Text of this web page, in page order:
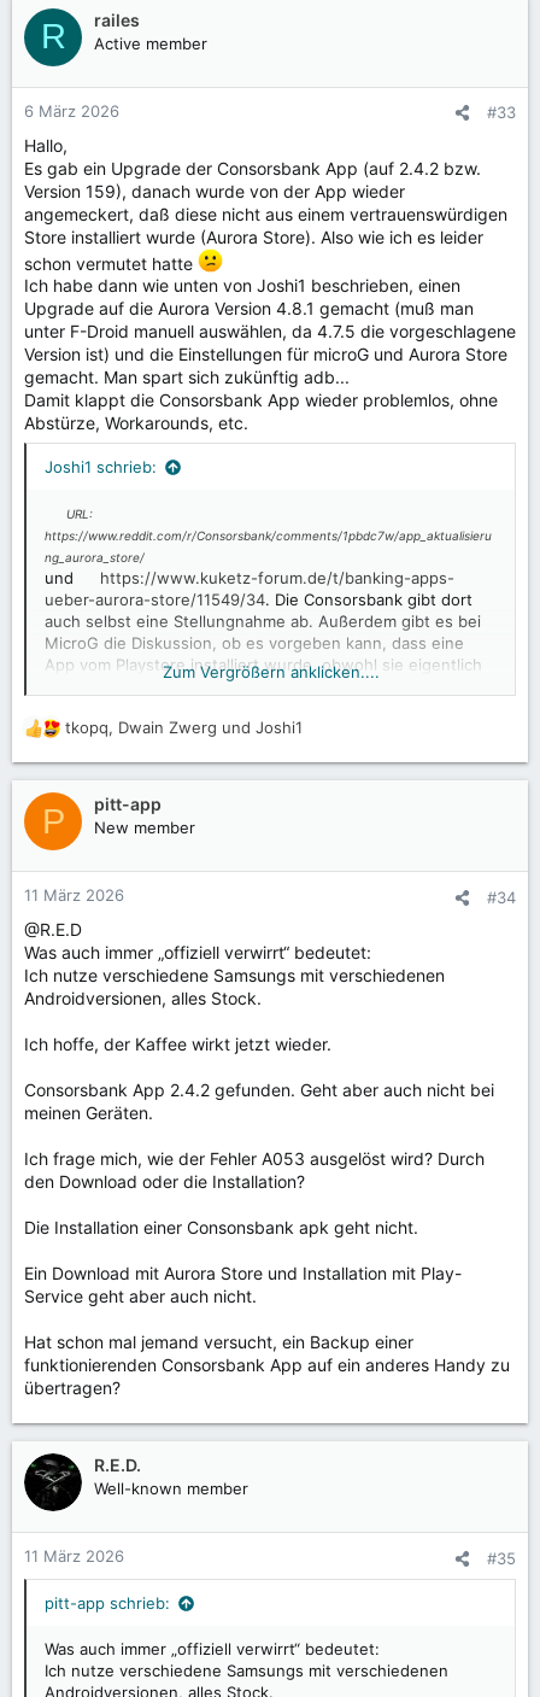
R railes
Active member
6 März 2026 #33
Hallo,
Es gab ein Upgrade der Consorsbank App (auf 2.4.2 bzw.
Version 159), danach wurde von der App wieder
angemeckert, daß diese nicht aus einem vertrauenswürdigen
Store installiert wurde (Aurora Store). Also wie ich es leider
schon vermutet hatte
Ich habe dann wie unten von Joshi1 beschrieben, einen
Upgrade auf die Aurora Version 4.8.1 gemacht (muß man
unter F-Droid manuell auswählen, da 4.7.5 die vorgeschlagene
Version ist) und die Einstellungen für microG und Aurora Store
gemacht. Man spart sich zukünftig adb...
Damit klappt die Consorsbank App wieder problemlos, ohne
Abstürze, Workarounds, etc.
Joshi1 schrieb:
URL:
https://www.reddit.com/r/Consorsbank/comments/1pbdc7w/app_aktualisieru
ng_aurora_store/
und
https://www.kuketz-forum.de/t/banking-apps-
ueber-aurora-store/11549/34. Die Consorsbank gibt dort
auch selbst eine Stellungnahme ab. Außerdem gibt es bei
MicroG die Diskussion, ob es vorgeben kann, dass eine
App vom Playstore installiert wurde, obwohl sie eigentlich
vom Aurora Store installiert wurde. Technisch ist das wohl
Auf der Aurora-Seite arbeitet man auch bereits daran und
für das entsprechende Issue bei MicroG und
https://gitlab.com/AuroraOSS/AuroraStore/-/issues/1426
beim Aurora Store. Die Version 4.8.0 vom Aurora Store ist
Zum Vergrößern anklicken....
R
e
a
k
t
o
n
n
:
tkopq, Dwain Zwerg und Joshi1
P pitt-app
New member
11 März 2026 #34
@R.E.D
Was auch immer „offiziell verwirrt“ bedeutet:
Ich nutze verschiedene Samsungs mit verschiedenen
Androidversionen, alles Stock.
Ich hoffe, der Kaffee wirkt jetzt wieder.
Consorsbank App 2.4.2 gefunden. Geht aber auch nicht bei
meinen Geräten.
Ich frage mich, wie der Fehler A053 ausgelöst wird? Durch
den Download oder die Installation?
Die Installation einer Consonsbank apk geht nicht.
Ein Download mit Aurora Store und Installation mit Play-
Service geht aber auch nicht.
Hat schon mal jemand versucht, ein Backup einer
funktionierenden Consorsbank App auf ein anderes Handy zu
übertragen?
R.E.D.
Well-known member
11 März 2026 #35
pitt-app schrieb:
Was auch immer „offiziell verwirrt“ bedeutet:
Ich nutze verschiedene Samsungs mit verschiedenen
Androidversionen, alles Stock.